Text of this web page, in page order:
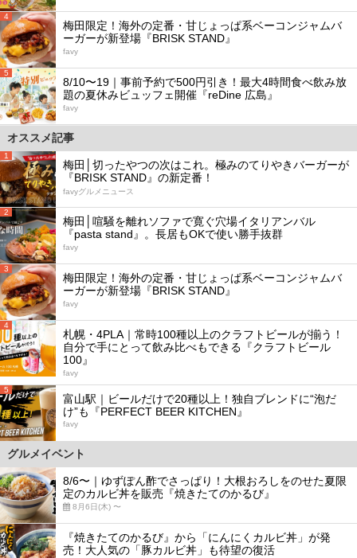
4
梅田限定！海外の定番・甘じょっぱ系ベーコンジャムバ
ーガーが新登場『BRISK STAND』
favy
5
8/10〜19｜事前予約で500円引き！最大4時間食べ飲み放
題の夏休みビュッフェ開催『reDine 広島』
favy
オススメ記事
1
梅田│切ったやつの次はこれ。極みのてりやきバーガーが
『BRISK STAND』の新定番！
favyグルメニュース
2
梅田│喧騒を離れソファで寛ぐ穴場イタリアンバル
『pasta stand』。長居もOKで使い勝手抜群
favy
3
梅田限定！海外の定番・甘じょっぱ系ベーコンジャムバ
ーガーが新登場『BRISK STAND』
favy
4
札幌・4PLA｜常時100種以上のクラフトビールが揃う！
自分で手にとって飲み比べもできる『クラフトビール
100』
favy
5
富山駅｜ビールだけで20種以上！独自ブレンドに“泡だ
け”も『PERFECT BEER KITCHEN』
favy
グルメイベント
8/6〜｜ゆずぽん酢でさっぱり！大根おろしをのせた夏限
定のカルビ丼を販売『焼きたてのかるび』
8月6日(木) 〜
『焼きたてのかるび』から「にんにくカルビ丼」が発
売！大人気の「豚カルビ丼」も待望の復活